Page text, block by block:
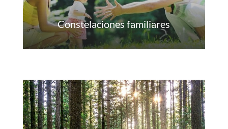
Constelaciones familiares